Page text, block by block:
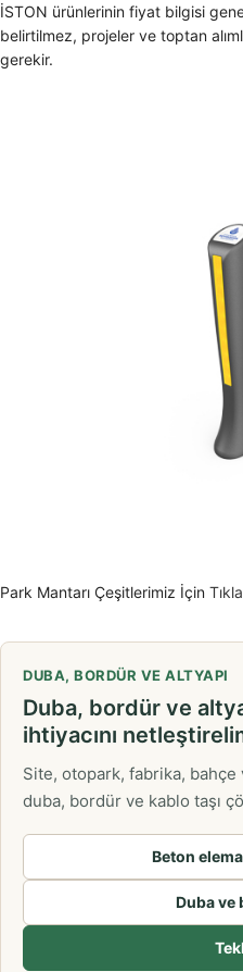
İSTON ürünlerinin fiyat bilgisi
belirtilmez, projeler ve toptan
gerekir.
Park Mantarı Çeşitlerimiz İçin
DUBA, BORDÜR VE ALTYAPI
Duba, bordür ve
ihtiyacını
Site, otopark, fabrika, bahçe
duba, bordür ve kablo taşı
Beton
Duba ve